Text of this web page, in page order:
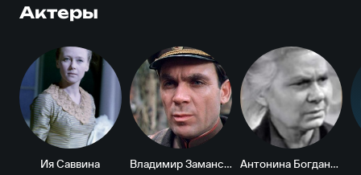
Актеры
Ия Саввина Владимир Заманский Антонина Богданова